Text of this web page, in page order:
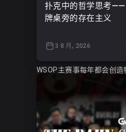
WSOP主赛事每年都会创
"研磨机" 回归WSOP疯狂刷
Michael Mizrachii在本次
重现了他15年前的历史性
扑克中的哲学思考——
牌桌旁的存在主义
3 8 月, 2026